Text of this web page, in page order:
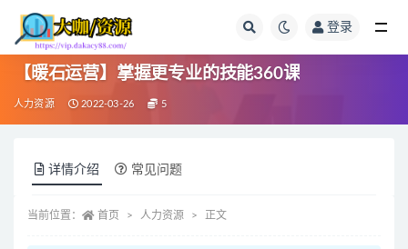
登录
【暖石运营】掌握更专业的技能360课
人力资源 2022-03-26 5
详情介绍 常见问题
当前位置： 首页 人力资源 正文
全部